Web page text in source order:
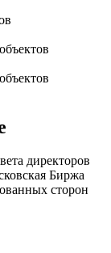
директоров
Биржа
сторон